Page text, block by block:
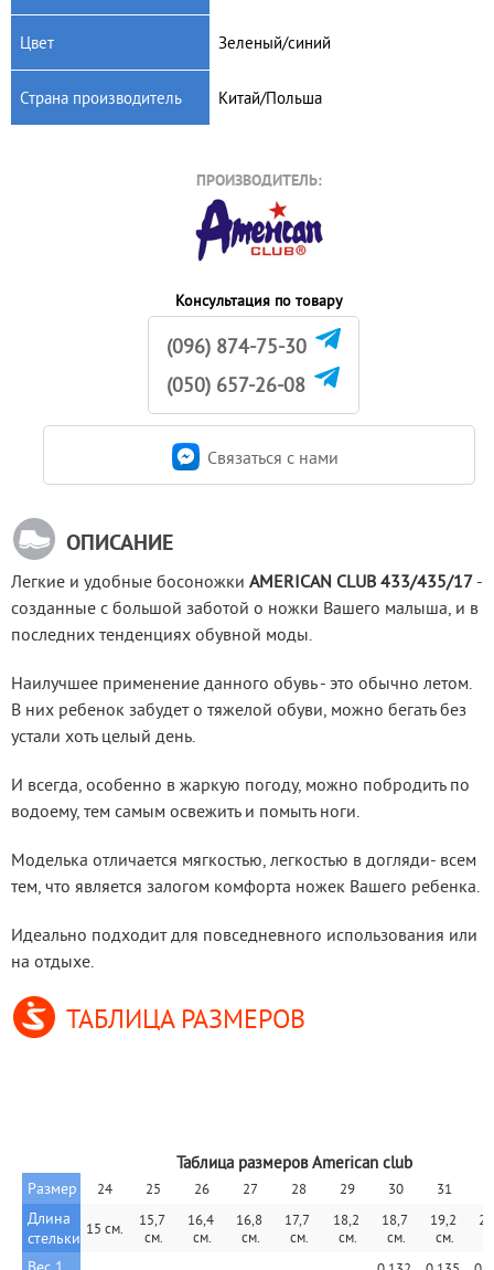
Цвет Зеленый/синий
Страна производитель Китай/Польша
ПРОИЗВОДИТЕЛЬ:
Консультация по товару
(096) 874-75-30
(050) 657-26-08
Связаться c нами
ОПИСАНИЕ
Легкие и удобные босоножки AMERICAN CLUB 433/435/17 -
созданные с большой заботой о ножки Вашего малыша, и в
последних тенденциях обувной моды.
Наилучшее применение данного обувь - это обычно летом.
В них ребенок забудет о тяжелой обуви, можно бегать без
устали хоть целый день.
И всегда, особенно в жаркую погоду, можно побродить по
водоему, тем самым освежить и помыть ноги.
Моделька отличается мягкостью, легкостью в догляди- всем
тем, что является залогом комфорта ножек Вашего ребенка.
Идеально подходит для повседневного использования или
на отдыхе.
ТАБЛИЦА РАЗМЕРОВ
Таблица размеров American club
Размер 24 25 26 27 28 29 30 31
Длина
стельки 15 см.
15,7
см.
16,4
см.
16,8
см.
17,7
см.
18,2
см.
18,7
см.
19,2
см.